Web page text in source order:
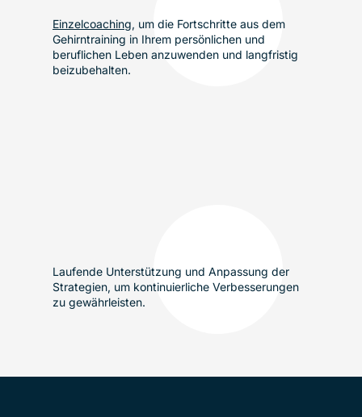
Einzelcoaching, um die Fortschritte aus dem
Gehirntraining in Ihrem persönlichen und
beruflichen Leben anzuwenden und langfristig
beizubehalten.
Laufende Unterstützung und Anpassung der
Strategien, um kontinuierliche Verbesserungen
zu gewährleisten.